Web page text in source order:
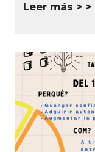
Leer más >